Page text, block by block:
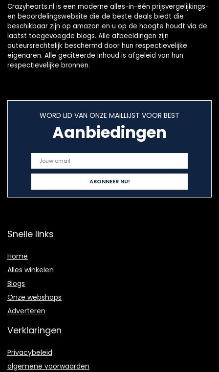
Crazyhearts.nl is een moderne alles-in-één prijsvergelijkings-
en beoordelingswebsite die de beste deals biedt die
beschikbaar zijn op amazon en u op de hoogte houdt via de
laatst toegevoegde blogs. Alle afbeeldingen zijn
auteursrechtelijk beschermd door hun respectievelijke
eigenaren. Alle geciteerde inhoud is afgeleid van hun
respectievelijke bronnen.
WORD LID VAN ONZE MAILLIJST VOOR BEST
Aanbiedingen
Snelle links
Home
Alles winkelen
Blogs
Onze webshops
Adverteren
Verklaringen
Privacybeleid
algemene voorwaarden